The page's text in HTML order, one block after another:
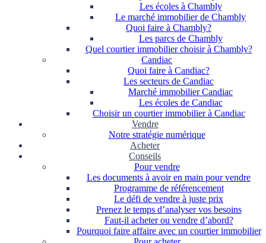
Les écoles à Chambly
Le marché immobilier de Chambly
Quoi faire à Chambly?
Les parcs de Chambly
Quel courtier immobilier choisir à Chambly?
Candiac
Quoi faire à Candiac?
Les secteurs de Candiac
Marché immobilier Candiac
Les écoles de Candiac
Choisir un courtier immobilier à Candiac
Vendre
Notre stratégie numérique
Acheter
Conseils
Pour vendre
Les documents à avoir en main pour vendre
Programme de référencement
Le défi de vendre à juste prix
Prenez le temps d’analyser vos besoins
Faut-il acheter ou vendre d’abord?
Pourquoi faire affaire avec un courtier immobilier